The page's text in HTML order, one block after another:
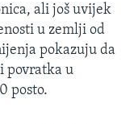
ali još uvijek
u zemlji od
pokazuju da
povratka u
posto.